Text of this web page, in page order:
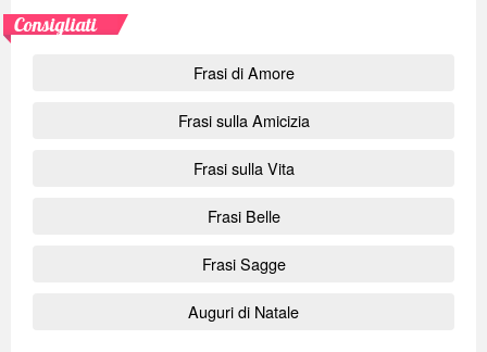
Consigliati
Frasi di Amore
Frasi sulla Amicizia
Frasi sulla Vita
Frasi Belle
Frasi Sagge
Auguri di Natale